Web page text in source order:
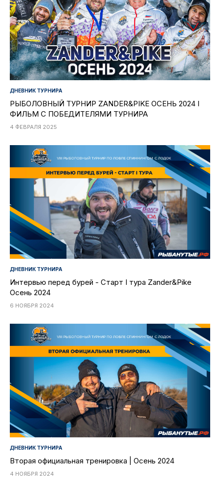
ДНЕВНИК ТУРНИРА
РЫБОЛОВНЫЙ ТУРНИР ZANDER&PIKE ОСЕНЬ 2024 I
ФИЛЬМ С ПОБЕДИТЕЛЯМИ ТУРНИРА
4 ФЕВРАЛЯ 2025
ДНЕВНИК ТУРНИРА
Интервью перед бурей - Старт I тура Zander&Pike
Осень 2024
6 НОЯБРЯ 2024
ДНЕВНИК ТУРНИРА
Вторая официальная тренировка | Осень 2024
4 НОЯБРЯ 2024